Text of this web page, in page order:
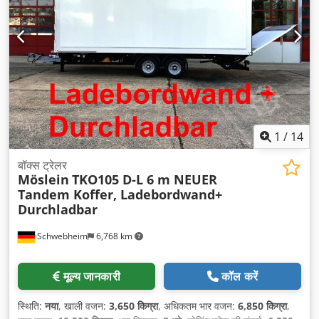
1 / 14
Schwebheim 6,768 km
बॉक्स ट्रेलर
Möslein TKO105 D-L 6 m NEUER
Tandem Koffer, Ladebordwand+
Durchladbar
मूल्य जानकारी कॉल करें
स्थिति:नया, खाली वजन: 3,650 किग्रा, अधिकतम भार वजन: 6,850 किग्रा,